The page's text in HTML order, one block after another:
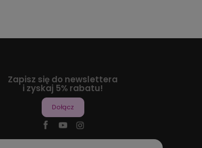
Zapisz się do newslettera
i zyskaj 5% rabatu!
Dołącz